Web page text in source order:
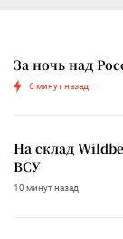
За ночь над
6 минут назад
На склад
ВСУ
10 минут назад